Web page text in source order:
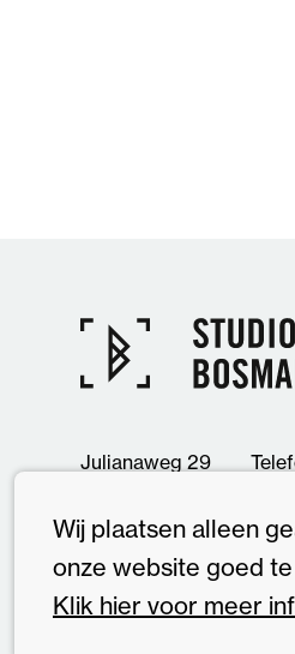
Julianaweg 29
Disclaimer |
Wij plaatsen alleen
onze website goed
Klik hier voor meer